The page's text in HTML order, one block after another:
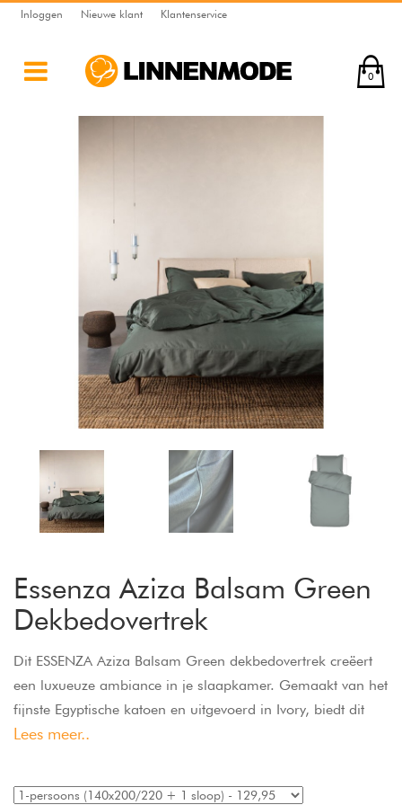
Inloggen Nieuwe klant Klantenservice
0
Essenza Aziza Balsam Green
Dekbedovertrek
Dit ESSENZA Aziza Balsam Green dekbedovertrek creëert
een luxueuze ambiance in je slaapkamer. Gemaakt van het
fijnste Egyptische katoen en uitgevoerd in Ivory, biedt dit
beige dekbedovertrek ongeëvenaard comfort en zorgt voor
240x220 is ideaal voor een Lits-Jumeaux bed. Dankzij de
Lees meer..